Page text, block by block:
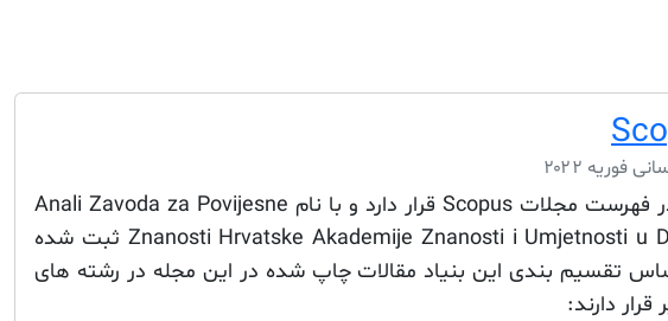
فوریه ۲۰۲۲
این مجله در فهرست مجلات Scopus قرار دارد و با نام Anali Zavoda za Povijesne
Znanosti Hrvatske Akademije Znanosti i Umjetnosti u Dubrovniku ثبت شده
تقسیم بندی این بنیاد مقالات چاپ شده در این مجله در رشته های
دارند: